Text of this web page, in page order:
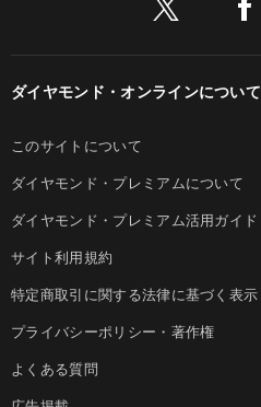
ダイヤモンド・オンラインについて
このサイトについて
ダイヤモンド・プレミアムについて
ダイヤモンド・プレミアム活用ガイド
サイト利用規約
特定商取引に関する法律に基づく表示
プライバシーポリシー・著作権
よくある質問